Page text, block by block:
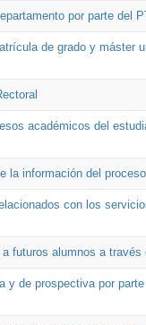
por parte del
de grado y máster
académicos del
la información del
con los
futuros alumnos a
y de prospectiva por